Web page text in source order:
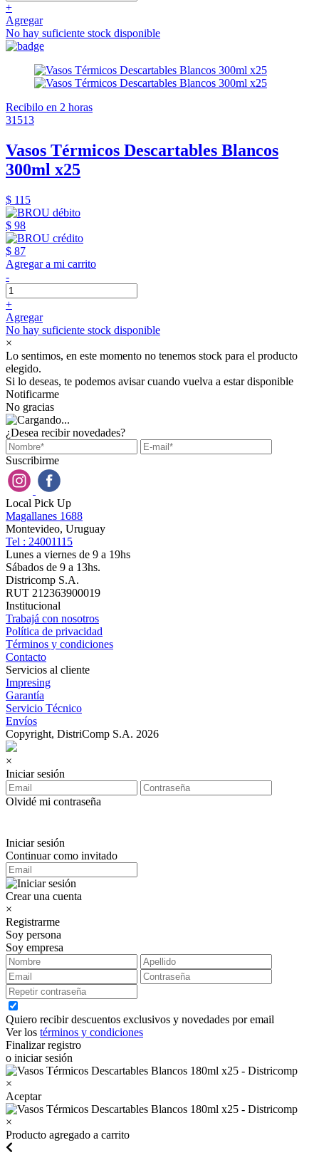
+
Agregar
No hay suficiente stock disponible
Recibilo en 2 horas
31513
Vasos Térmicos Descartables Blancos
300ml x25
$ 115
$ 98
$ 87
Agregar a mi carrito
-
+
Agregar
No hay suficiente stock disponible
×
Lo sentimos, en este momento no tenemos stock para el producto
elegido.
Si lo deseas, te podemos avisar cuando vuelva a estar disponible
Notificarme
No gracias
¿Desea recibir novedades?
Suscribirme
Local Pick Up
Magallanes 1688
Montevideo, Uruguay
Tel : 24001115
Lunes a viernes de 9 a 19hs
Sábados de 9 a 13hs.
Districomp S.A.
RUT 212363900019
Institucional
Trabajá con nosotros
Política de privacidad
Términos y condiciones
Contacto
Servicios al cliente
Impresing
Garantía
Servicio Técnico
Envíos
Copyright, DistriComp S.A. 2026
×
Iniciar sesión
Olvidé mi contraseña
Iniciar sesión
Continuar como invitado
Crear una cuenta
×
Registrarme
Soy persona
Soy empresa
Quiero recibir descuentos exclusivos y novedades por email
Ver los términos y condiciones
Finalizar registro
o iniciar sesión
×
Aceptar
×
Producto agregado a carrito